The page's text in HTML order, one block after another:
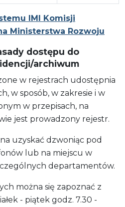
IMI Komisji
Ministerstwa Rozwoju
dostępu do
archiwum
w rejestrach udostępnia
w sposób, w zakresie i w
w przepisach, na
jest prowadzony rejestr.
uzyskać dzwoniąc pod
lub na miejscu w
departamentów.
można się zapoznać z
- piątek godz. 7.30 -